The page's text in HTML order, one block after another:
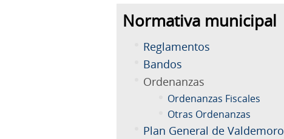
Normativa municipal
Reglamentos
Bandos
Ordenanzas
Ordenanzas Fiscales
Otras Ordenanzas
Plan General de Valdemoro